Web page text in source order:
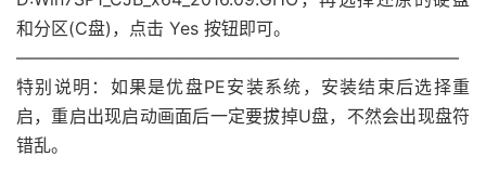
和分区(C盘)，点击 Yes 按钮即可。
—————————————————————————–
特别说明：如果是优盘PE安装系统，安装结束后选择重
启，重启出现启动画面后一定要拔掉U盘，不然会出现盘符
错乱。